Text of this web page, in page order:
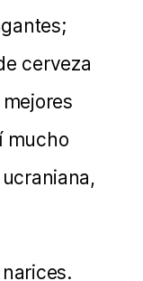
cerveza
mucho